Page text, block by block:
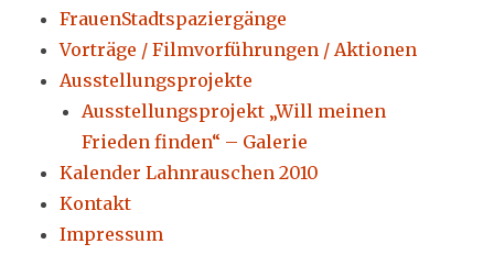
FrauenStadtspaziergänge
Vorträge / Filmvorführungen / Aktionen
Ausstellungsprojekte
Ausstellungsprojekt „Will meinen
Frieden finden“ – Galerie
Kalender Lahnrauschen 2010
Kontakt
Impressum